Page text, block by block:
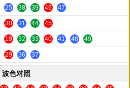
25 38 39 46 47
30 31 44 45
19 32 33 40 41 48 49
29 36 37
波色对照